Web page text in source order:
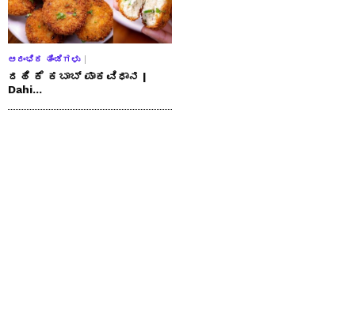
ಆರಂಭಿಕ ತಿಂಡಿಗಳು
ದಹಿ ಕೆ ಕಬಾಬ್ ಪಾಕವಿಧಾನ |
Dahi...